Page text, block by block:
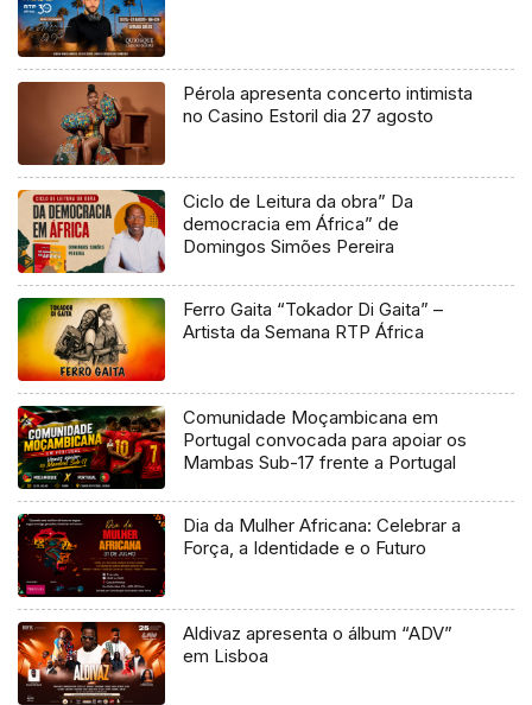
Pérola apresenta concerto intimista
no Casino Estoril dia 27 agosto
Ciclo de Leitura da obra” Da
democracia em África” de
Domingos Simões Pereira
Ferro Gaita “Tokador Di Gaita” –
Artista da Semana RTP África
Comunidade Moçambicana em
Portugal convocada para apoiar os
Mambas Sub-17 frente a Portugal
Dia da Mulher Africana: Celebrar a
Força, a Identidade e o Futuro
Aldivaz apresenta o álbum “ADV”
em Lisboa